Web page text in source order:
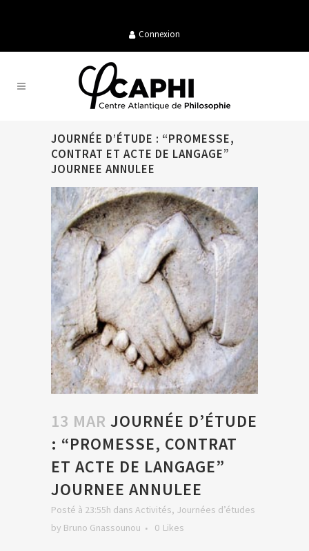
Connexion
JOURNÉE D’ÉTUDE : “PROMESSE,
CONTRAT ET ACTE DE LANGAGE”
JOURNEE ANNULEE
13 MAR JOURNÉE D’ÉTUDE
: “PROMESSE, CONTRAT
ET ACTE DE LANGAGE”
JOURNEE ANNULEE
Posté à 23:55h dans Activités, Journées d’études
by Bruno Gnassounou 0 Likes